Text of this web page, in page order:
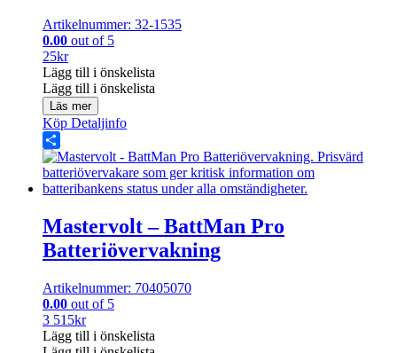
Artikelnummer: 32-1535
0.00 out of 5
25kr
Lägg till i önskelista
Lägg till i önskelista
Läs mer
Köp Detaljinfo
Share
Mastervolt – BattMan Pro
Batteriövervakning
Artikelnummer: 70405070
0.00 out of 5
3 515kr
Lägg till i önskelista